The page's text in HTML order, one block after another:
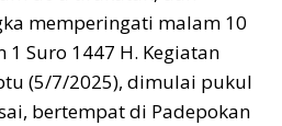
memperingati malam 10
Suro 1447 H. Kegiatan
(5/7/2025), dimulai pukul
bertempat di Padepokan